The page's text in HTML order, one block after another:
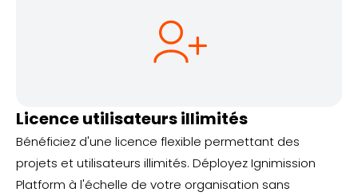
Licence utilisateurs illimités
Bénéficiez d'une licence flexible permettant des
projets et utilisateurs illimités. Déployez Ignimission
Platform à l'échelle de votre organisation sans